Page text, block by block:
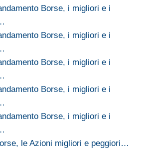
Borse, i migliori e i
Borse, i migliori e i
Borse, i migliori e i
Borse, i migliori e i
Borse, i migliori e i
le Azioni migliori e peggiori…